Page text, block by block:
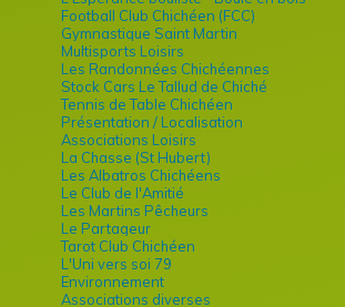
Football Club Chichéen (FCC)
Gymnastique Saint Martin
Multisports Loisirs
Les Randonnées Chichéennes
Stock Cars Le Tallud de Chiché
Tennis de Table Chichéen
Présentation / Localisation
Associations Loisirs
La Chasse (St Hubert)
Les Albatros Chichéens
Le Club de l'Amitié
Les Martins Pêcheurs
Le Partageur
Tarot Club Chichéen
L'Uni vers soi 79
Environnement
Associations diverses